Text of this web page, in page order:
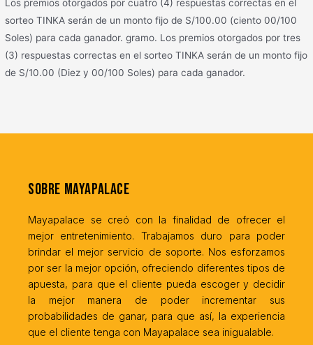
Los premios otorgados por cuatro (4) respuestas correctas en el
sorteo TINKA serán de un monto fijo de S/100.00 (ciento 00/100
Soles) para cada ganador. gramo. Los premios otorgados por tres
(3) respuestas correctas en el sorteo TINKA serán de un monto fijo
de S/10.00 (Diez y 00/100 Soles) para cada ganador.
Sobre MayaPalace
Mayapalace se creó con la finalidad de ofrecer el
mejor entretenimiento. Trabajamos duro para poder
brindar el mejor servicio de soporte. Nos esforzamos
por ser la mejor opción, ofreciendo diferentes tipos de
apuesta, para que el cliente pueda escoger y decidir
la mejor manera de poder incrementar sus
probabilidades de ganar, para que así, la experiencia
que el cliente tenga con Mayapalace sea inigualable.